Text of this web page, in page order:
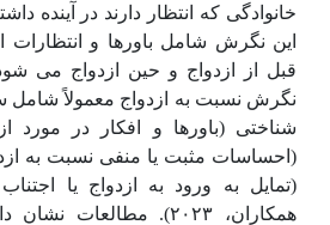
خانوادگی که انتظار دارند در آینده
این نگرش شامل باورها و انتظارات
قبل از ازدواج و حین ازدواج می
نگرش نسبت به ازدواج معمولاً
شناختی (باورها و افکار در مورد
(احساسات مثبت یا منفی نسبت به
(تمایل به ورود به ازدواج یا
همکاران، ۲۰۲۳).